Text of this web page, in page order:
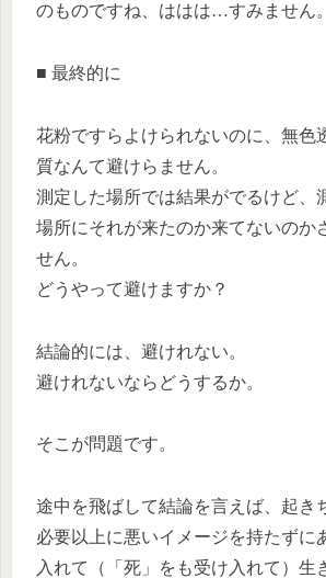
のものですね、ははは…すみません。
■ 最終的に
花粉ですらよけられないのに、無色
質なんて避けらません。
測定した場所では結果がでるけど、
場所にそれが来たのか来てないのか
せん。
どうやって避けますか？
結論的には、避けれない。
避けれないならどうするか。
そこが問題です。
途中を飛ばして結論を言えば、起き
必要以上に悪いイメージを持たずに
入れて（「死」をも受け入れて）生